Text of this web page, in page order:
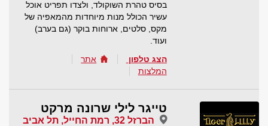
בסיס טהרת השוקולד, ולצדו תפריט אוכל
עשיר הכולל מנות מיוחדות מהמאפיה של
מקס, סלטים, ארוחות בוקר (גם בערב)
ועוד.
הצג טלפון
אתר
המלצות
טייגר לילי שרונה מרקט
הברזל 32, רמת החייל, תל אביב